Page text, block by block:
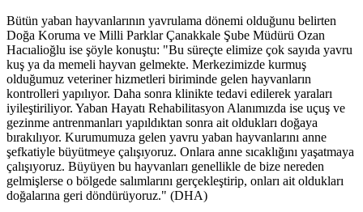
Bütün yaban hayvanlarının yavrulama dönemi olduğunu belirten
Doğa Koruma ve Milli Parklar Çanakkale Şube Müdürü Ozan
Hacıalioğlu ise şöyle konuştu: "Bu süreçte elimize çok sayıda yavru
kuş ya da memeli hayvan gelmekte. Merkezimizde kurmuş
olduğumuz veteriner hizmetleri biriminde gelen hayvanların
kontrolleri yapılıyor. Daha sonra klinikte tedavi edilerek yaraları
iyileştiriliyor. Yaban Hayatı Rehabilitasyon Alanımızda ise uçuş ve
gezinme antrenmanları yapıldıktan sonra ait oldukları doğaya
bırakılıyor. Kurumumuza gelen yavru yaban hayvanlarını anne
şefkatiyle büyütmeye çalışıyoruz. Onlara anne sıcaklığını yaşatmaya
çalışıyoruz. Büyüyen bu hayvanları genellikle de bize nereden
gelmişlerse o bölgede salımlarını gerçekleştirip, onları ait oldukları
doğalarına geri döndürüyoruz." (DHA)